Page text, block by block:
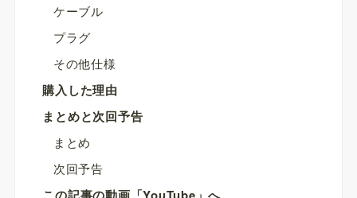
ケーブル
プラグ
その他仕様
購入した理由
まとめと次回予告
まとめ
次回予告